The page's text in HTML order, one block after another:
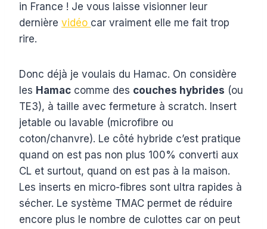
in France ! Je vous laisse visionner leur
dernière vidéo car vraiment elle me fait trop
rire.
Donc déjà je voulais du Hamac. On considère
les Hamac comme des couches hybrides (ou
TE3), à taille avec fermeture à scratch. Insert
jetable ou lavable (microfibre ou
coton/chanvre). Le côté hybride c’est pratique
quand on est pas non plus 100% converti aux
CL et surtout, quand on est pas à la maison.
Les inserts en micro-fibres sont ultra rapides à
sécher. Le système TMAC permet de réduire
encore plus le nombre de culottes car on peut